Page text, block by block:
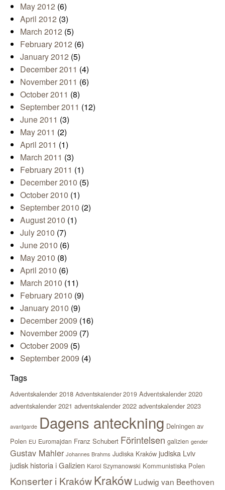
May 2012 (6)
April 2012 (3)
March 2012 (5)
February 2012 (6)
January 2012 (5)
December 2011 (4)
November 2011 (6)
October 2011 (8)
September 2011 (12)
June 2011 (3)
May 2011 (2)
April 2011 (1)
March 2011 (3)
February 2011 (1)
December 2010 (5)
October 2010 (1)
September 2010 (2)
August 2010 (1)
July 2010 (7)
June 2010 (6)
May 2010 (8)
April 2010 (6)
March 2010 (11)
February 2010 (9)
January 2010 (9)
December 2009 (16)
November 2009 (7)
October 2009 (5)
September 2009 (4)
Tags
Adventskalender 2018 Adventskalender 2019 Adventskalender 2020
adventskalender 2021 adventskalender 2022 adventskalender 2023
avantgarde Dagens anteckning Delningen av
Polen EU Euromajdan Franz Schubert Förintelsen galizien gender
Gustav Mahler Johannes Brahms Judiska Kraków judiska Lviv
judisk historia i Galizien Karol Szymanowski Kommunistiska Polen
Konserter i KrakówKraków Ludwig van Beethoven